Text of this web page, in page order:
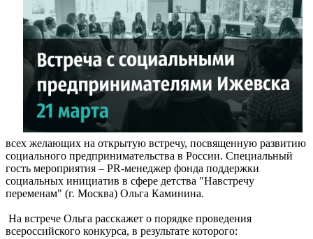
всех желающих на открытую встречу, посвященную развитию
социального предпринимательства в России. Специальный
гость мероприятия – PR-менеджер фонда поддержки
социальных инициатив в сфере детства "Навстречу
переменам" (г. Москва) Ольга Каминина.
На встрече Ольга расскажет о порядке проведения
всероссийского конкурса, в результате которого: